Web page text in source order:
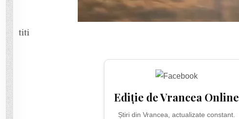
titi
Ediție de Vrancea Online
Știri din Vrancea, actualizate constant.